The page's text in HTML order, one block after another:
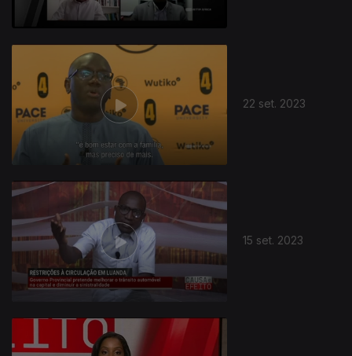
22 set. 2023
15 set. 2023